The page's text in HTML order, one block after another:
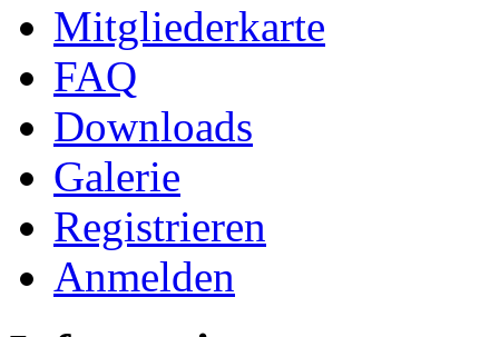
Mitgliederkarte
FAQ
Downloads
Galerie
Registrieren
Anmelden